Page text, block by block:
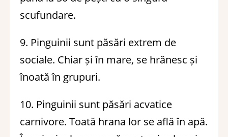
scufundare.
9. Pinguinii sunt păsări extrem de
sociale. Chiar și în mare, se hrănesc și
înoată în grupuri.
10. Pinguinii sunt păsări acvatice
carnivore. Toată hrana lor se află în apă.